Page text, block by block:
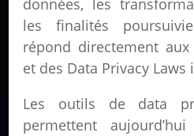
données, les
les finalités
répond directement aux
et des Data Privacy
Les outils de data
permettent